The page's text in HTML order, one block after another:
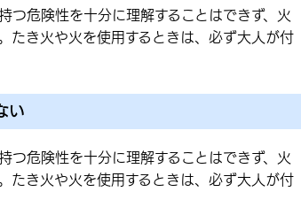
つ危険性を十分に理解することはできず、火
たき火や火を使用するときは、必ず大人が付
い
つ危険性を十分に理解することはできず、火
たき火や火を使用するときは、必ず大人が付